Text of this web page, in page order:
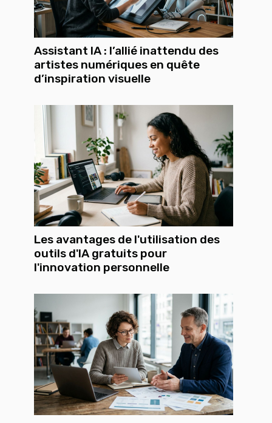
Assistant IA : l’allié inattendu des
artistes numériques en quête
d’inspiration visuelle
Les avantages de l'utilisation des
outils d'IA gratuits pour
l'innovation personnelle